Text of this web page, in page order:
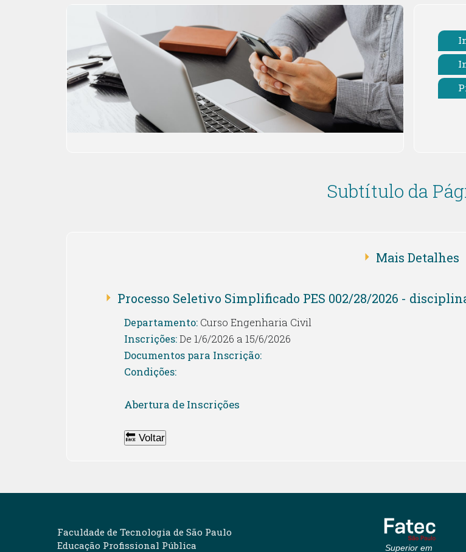
Subtítulo da
Mais Detalhes
Processo Seletivo Simplificado PES 002/28/2026 -
Departamento: Curso Engenharia Civil
Inscrições:De 1/6/2026 a 15/6/2026
Documentos para Inscrição:
Condições:
Abertura de Inscrições
🔙 Voltar
Superior em
Faculdade de Tecnologia de São Paulo
Educação Profissional Pública